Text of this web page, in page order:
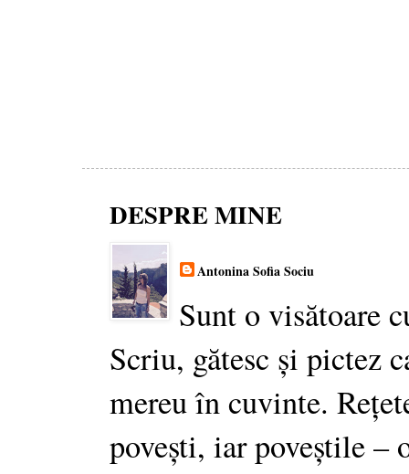
DESPRE MINE
Antonina Sofia Sociu
Sunt o visătoare
Scriu, gătesc și pictez
mereu în cuvinte.
povești, iar poveștile –